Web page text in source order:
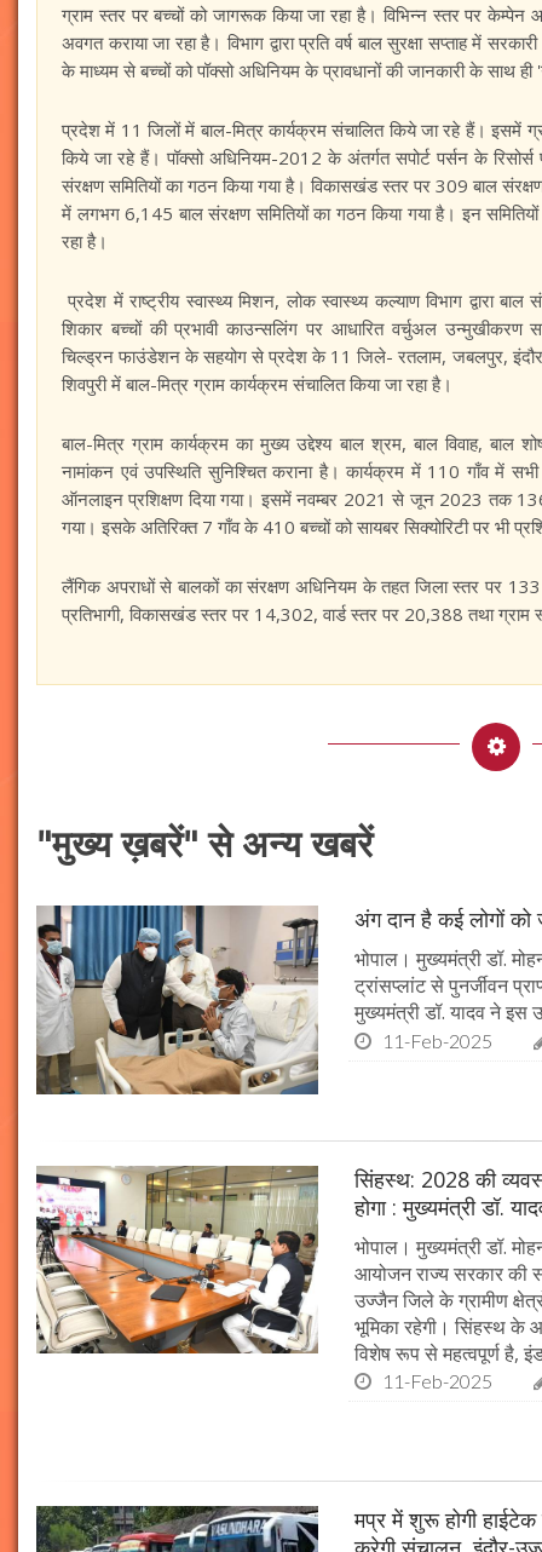
ग्राम स्तर पर बच्चों को जागरूक किया जा रहा है। विभिन्न स्तर पर केम्पेन
अवगत कराया जा रहा है। विभाग द्वारा प्रति वर्ष बाल सुरक्षा सप्ताह में
के माध्यम से बच्चों को पॉक्सो अधिनियम के प्रावधानों की जानकारी के साथ
प्रदेश में 11 जिलों में बाल-मित्र कार्यक्रम संचालित किये जा रहे हैं। इसमें
किये जा रहे हैं। पॉक्सो अधिनियम-2012 के अंतर्गत सपोर्ट पर्सन के
संरक्षण समितियों का गठन किया गया है। विकासखंड स्तर पर 309 बाल
में लगभग 6,145 बाल संरक्षण समितियों का गठन किया गया है। इन
रहा है।
प्रदेश में राष्ट्रीय स्वास्थ्य मिशन, लोक स्वास्थ्य कल्याण विभाग द्वारा
शिकार बच्चों की प्रभावी काउन्सलिंग पर आधारित वर्चुअल उन्मुखीकरण
चिल्ड्रन फाउंडेशन के सहयोग से प्रदेश के 11 जिले- रतलाम, जबलपुर, इंदौर,
शिवपुरी में बाल-मित्र ग्राम कार्यक्रम संचालित किया जा रहा है।
बाल-मित्र ग्राम कार्यक्रम का मुख्य उद्देश्य बाल श्रम, बाल विवाह,
नामांकन एवं उपस्थिति सुनिश्चित कराना है। कार्यक्रम में 110 गाँव में
ऑनलाइन प्रशिक्षण दिया गया। इसमें नवम्बर 2021 से जून 2023 तक
गया। इसके अतिरिक्त 7 गाँव के 410 बच्चों को सायबर सिक्योरिटी पर भी
लैंगिक अपराधों से बालकों का संरक्षण अधिनियम के तहत जिला स्तर पर
प्रतिभागी, विकासखंड स्तर पर 14,302, वार्ड स्तर पर 20,388 तथा ग्राम
"मुख्य ख़बरें" से अन्य खबरें
अंग दान है कई लोगों को
भोपाल। मुख्यमंत्री डॉ.
ट्रांसप्लांट से पुनर्जीवन
मुख्यमंत्री डॉ. यादव ने इस
11-Feb-2025
सिंहस्थ: 2028 की
होगा : मुख्यमंत्री डॉ.
भोपाल। मुख्यमंत्री डॉ.
आयोजन राज्य सरकार की
उज्जैन जिले के ग्रामीण
भूमिका रहेगी। सिंहस्थ के
विशेष रूप से महत्वपूर्ण है,
11-Feb-2025
मप्र में शुरू होगी